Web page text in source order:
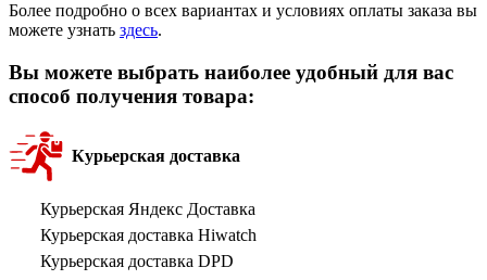
Более подробно о всех вариантах и условиях оплаты заказа вы
можете узнать здесь.
Вы можете выбрать наиболее удобный для вас
способ получения товара:
Курьерская доставка
Курьерская Яндекс Доставка
Курьерская доставка Hiwatch
Курьерская доставка DPD